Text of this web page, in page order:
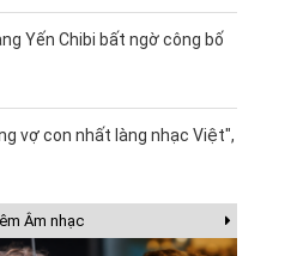
Yến Chibi bất ngờ công bố
vợ con nhất làng nhạc Việt",
Âm nhạc